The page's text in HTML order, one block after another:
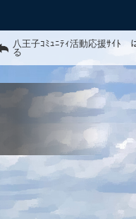
八王子ｺﾐｭﾆﾃｨ活動応援ｻｲﾄ
る